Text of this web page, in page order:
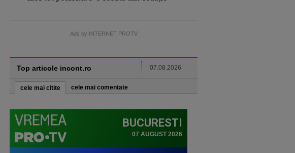
Ads by INTERNET PROTV
Top articole incont.ro 07.08.2026
cele mai citite cele mai comentate